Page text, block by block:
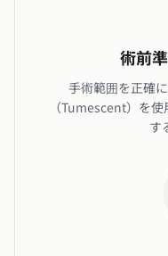
術前
手術範囲を正確
（Tumescent）を
す